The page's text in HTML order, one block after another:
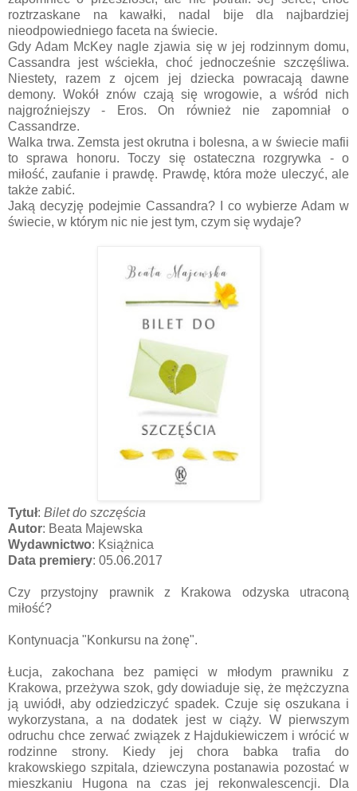
roztrzaskane na kawałki, nadal bije dla najbardziej
nieodpowiedniego faceta na świecie.
Gdy Adam McKey nagle zjawia się w jej rodzinnym domu,
Cassandra jest wściekła, choć jednocześnie szczęśliwa.
Niestety, razem z ojcem jej dziecka powracają dawne
demony. Wokół znów czają się wrogowie, a wśród nich
najgroźniejszy - Eros. On również nie zapomniał o
Cassandrze.
Walka trwa. Zemsta jest okrutna i bolesna, a w świecie mafii
to sprawa honoru. Toczy się ostateczna rozgrywka - o
miłość, zaufanie i prawdę. Prawdę, która może uleczyć, ale
także zabić.
Jaką decyzję podejmie Cassandra? I co wybierze Adam w
świecie, w którym nic nie jest tym, czym się wydaje?
Tytuł: Bilet do szczęścia
Autor: Beata Majewska
Wydawnictwo: Książnica
Data premiery: 05.06.2017
Czy przystojny prawnik z Krakowa odzyska utraconą
miłość?
Kontynuacja "Konkursu na żonę".
Łucja, zakochana bez pamięci w młodym prawniku z
Krakowa, przeżywa szok, gdy dowiaduje się, że mężczyzna
ją uwiódł, aby odziedziczyć spadek. Czuje się oszukana i
wykorzystana, a na dodatek jest w ciąży. W pierwszym
odruchu chce zerwać związek z Hajdukiewiczem i wrócić w
rodzinne strony. Kiedy jej chora babka trafia do
krakowskiego szpitala, dziewczyna postanawia pozostać w
mieszkaniu Hugona na czas jej rekonwalescencji. Dla